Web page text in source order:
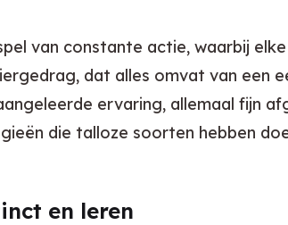
van constante actie, waarbij
dat alles omvat van een
ervaring, allemaal fijn
die talloze soorten hebben
en leren